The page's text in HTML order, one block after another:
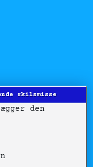
skilsmisse